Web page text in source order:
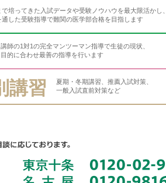
で培ってきた入試データや受験ノウハウを最大限活かし、
通した受験指導で難関の医学部合格を目指します
師の1対1の完全マンツーマン指導で生徒の現状、
的に合わせ最善の指導を行います
講習
夏期・冬期講習、推薦入試対策、
一般入試直前対策など